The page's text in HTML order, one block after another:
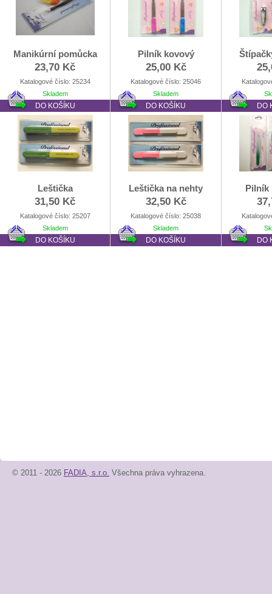
Manikúrní pomůcka
23,70 Kč
Katalogové číslo: 25234
Skladem
DO KOŠÍKU
Pilník kovový
25,00 Kč
Katalogové číslo: 25046
Skladem
DO KOŠÍKU DO
Leštička
31,50 Kč
Katalogové číslo: 25207
Skladem
DO KOŠÍKU
Leštička na nehty
32,50 Kč
Katalogové číslo: 25038
Skladem
DO KOŠÍKU
Pilník
DO
© 2011 - 2026 FADIA, s.r.o. Všechna práva vyhrazena.